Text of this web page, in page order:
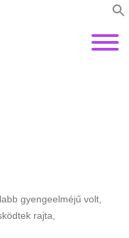
gyengeelméjű volt,
rajta,